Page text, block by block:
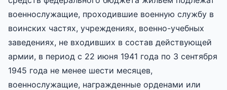
военнослужащие, проходившие военную службу в
воинских частях, учреждениях, военно-учебных
заведениях, не входивших в состав действующей
армии, в период с 22 июня 1941 года по 3 сентября
1945 года не менее шести месяцев,
военнослужащие, награжденные орденами или